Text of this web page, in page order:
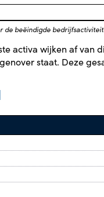
beëindigde
activa wijken af van
staat. Deze